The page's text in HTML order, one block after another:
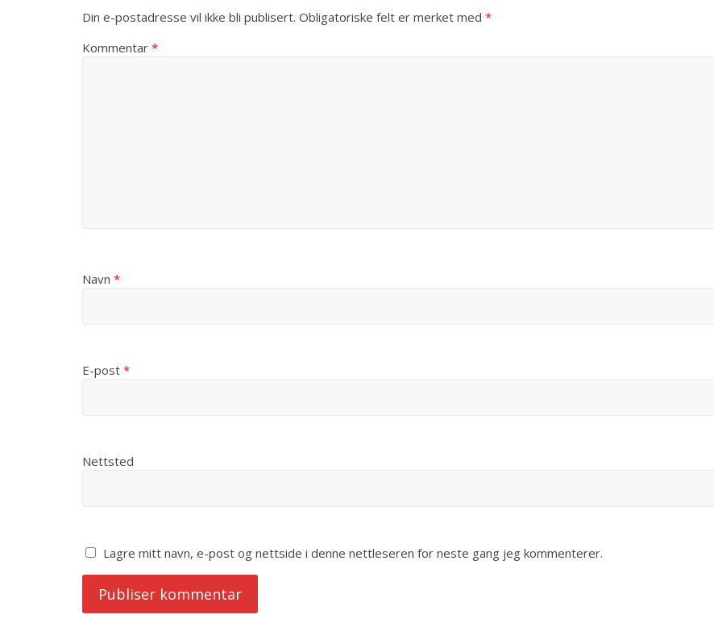
Din e-postadresse vil ikke bli publisert. Obligatoriske felt er merket med *
Kommentar *
Navn *
E-post *
Nettsted
Lagre mitt navn, e-post og nettside i denne nettleseren for neste gang jeg kommenterer.